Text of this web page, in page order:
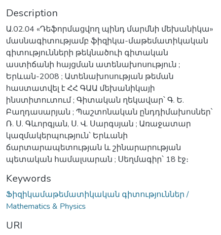
Description
Ա.02.04 «Դեֆորմացվող պինդ մարմնի մեխանիկա»
մասնագիտությամբ ֆիզիկա-մաթեմատիկական
գիտությունների թեկնածուի գիտական
աստիճանի հայցման ատենախոսություն ;
Երևան-2008 ; Ատենախոսության թեման
հաստատվել է ՀՀ ԳԱԱ մեխանիկայի
ինստիտուտում ; Գիտական ղեկավար՝ Գ. Ե.
Բաղդասարյան ; Պաշտոնական ընդդիմախոսներ՝
Ռ. Ս. Գևորգյան, Ս. Վ. Սարգսյան ; Առաջատար
կազմակերպություն՝ Երևանի
ճարտարապետության և շինարարության
պետական համալսարան ; Սեղմագիր՝ 18 էջ։
Keywords
Ֆիզիկամաթեմատիկական գիտություններ /
Mathematics & Physics
URI